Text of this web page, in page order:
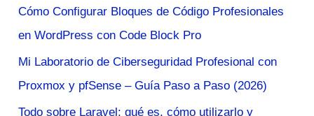
r
:
Cómo Configurar Bloques de Código Profesionales
en WordPress con Code Block Pro
Mi Laboratorio de Ciberseguridad Profesional con
Proxmox y pfSense – Guía Paso a Paso (2026)
Todo sobre Laravel: qué es, cómo utilizarlo y